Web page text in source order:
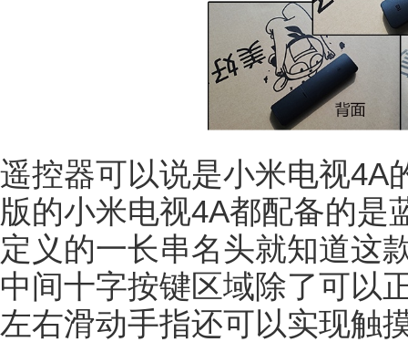
遥控器可以说是小米电视4A
版的小米电视4A都配备的是
定义的一长串名头就知道这
中间十字按键区域除了可以
左右滑动手指还可以实现触